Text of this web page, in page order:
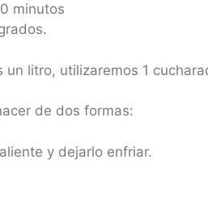
minutos
un litro, utilizaremos 1
de dos formas:
y dejarlo enfriar.